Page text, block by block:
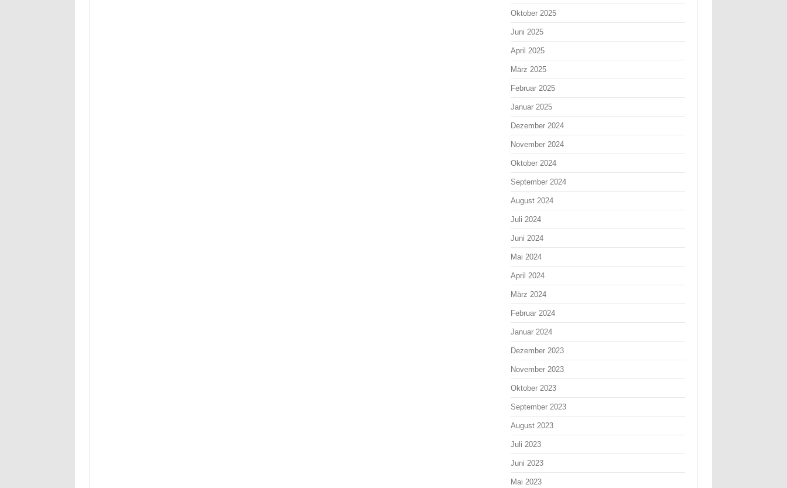
Oktober 2025
Juni 2025
April 2025
März 2025
Februar 2025
Januar 2025
Dezember 2024
November 2024
Oktober 2024
September 2024
August 2024
Juli 2024
Juni 2024
Mai 2024
April 2024
März 2024
Februar 2024
Januar 2024
Dezember 2023
November 2023
Oktober 2023
September 2023
August 2023
Juli 2023
Juni 2023
Mai 2023